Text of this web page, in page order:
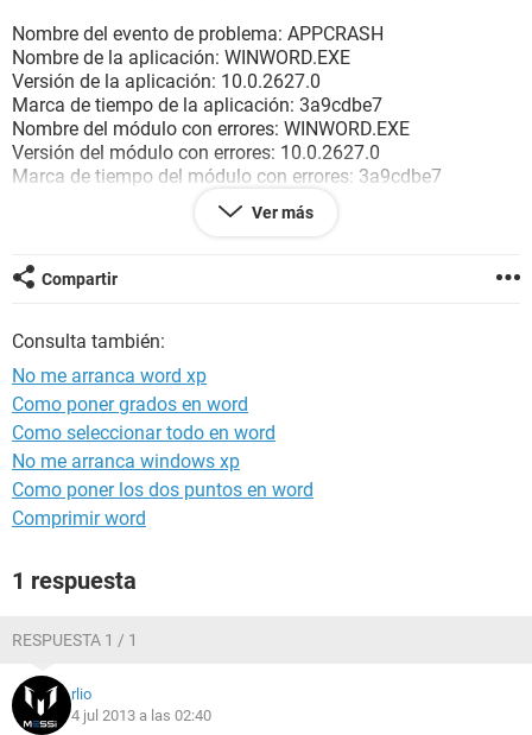
Nombre del evento de problema: APPCRASH
Nombre de la aplicación: WINWORD.EXE
Versión de la aplicación: 10.0.2627.0
Marca de tiempo de la aplicación: 3a9cdbe7
Nombre del módulo con errores: WINWORD.EXE
Versión del módulo con errores: 10.0.2627.0
Marca de tiempo del módulo con errores: 3a9cdbe7
Código de excepción: c0000005
Desplazamiento de excepción: 008248f2
Id. de configuración regional: 3082
Qué puedo aceptar.
He reparado el sistema
He reinstalado office
pero sigue igual
pero al reintentar entrar en modo normal de nuevo el mismo
Gracias
so. windows 7 64
Nota : también tengo instalado office 2010 que me dijeron al
adquirirlo que pueden coexistir porque tengo una aplicación
Ver más
Compartir
Consulta también:
No me arranca word xp
Como poner grados en word
Como seleccionar todo en word
No me arranca windows xp
Como poner los dos puntos en word
Comprimir word
1 respuesta
RESPUESTA 1 / 1
rlio
4 jul 2013 a las 02:40